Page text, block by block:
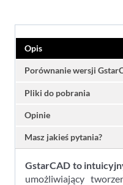
licencja
bezterminowa
sieciowa
Opis
Porównanie wersji
Pliki do pobrania
Opinie
Masz jakieś pytania?
GstarCAD to
umożliwiający